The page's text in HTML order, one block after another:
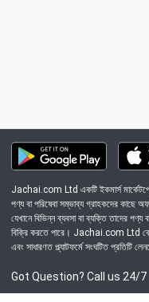
Jachai.com Ltd একটি ইকমার্স
পণ্য বা পরিষেবা সম্ভাব্য গ্রাহকদের কাছে
যেখানে বিভিন্ন ব্যবসা বা ব্যক্তি তাদের
বিক্রি করতে পারে। Jachai.com Ltd
এবং সাধারণত প্ল্যাটফর্মে সংঘটিত প্রতিটি
Got Question? Call us 24/7